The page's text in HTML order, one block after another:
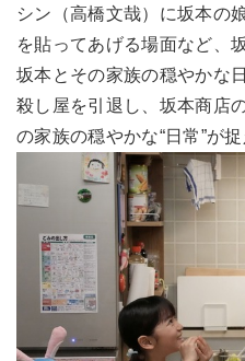
シン（高橋文哉）に坂本の
を貼ってあげる場面など、
坂本とその家族の穏やかな
殺し屋を引退し、坂本商店
の家族の穏やかな“日常”が捉